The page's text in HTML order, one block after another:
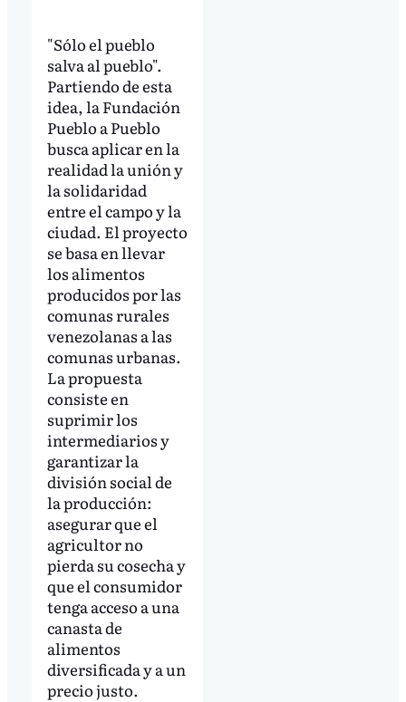
"Sólo el pueblo
salva al pueblo".
Partiendo de esta
idea, la Fundación
Pueblo a Pueblo
busca aplicar en la
realidad la unión y
la solidaridad
entre el campo y la
ciudad. El proyecto
se basa en llevar
los alimentos
producidos por las
comunas rurales
venezolanas a las
comunas urbanas.
La propuesta
consiste en
suprimir los
intermediarios y
garantizar la
división social de
la producción:
asegurar que el
agricultor no
pierda su cosecha y
que el consumidor
tenga acceso a una
canasta de
alimentos
diversificada y a un
precio justo.